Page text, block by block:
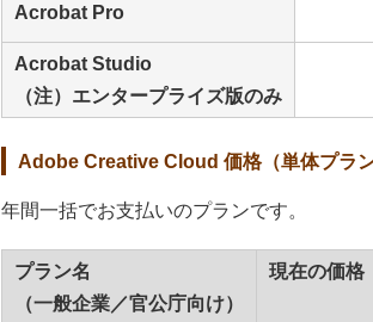
Acrobat Pro
Acrobat Studio
（注）エンタープライズ版のみ
Adobe Creative Cloud 価格（単体プラン
年間一括でお支払いのプランです。
プラン名
（一般企業／官公庁向け）
現在の価格